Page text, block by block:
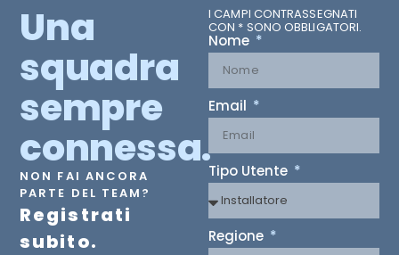
Una
squadra
sempre
connessa.
NON FAI ANCORA
PARTE DEL TEAM?
Registrati
subito.
I CAMPI CONTRASSEGNATI
CON * SONO OBBLIGATORI.
Nome
Email
Tipo Utente
Regione